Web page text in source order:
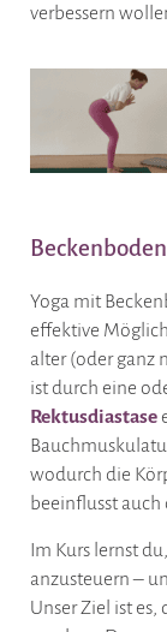
verbessern
Yoga mit
effektive
alter (oder ganz
ist durch eine
Rektusdiastase
wodurch die
beeinflusst auch
Im Kurs lernst
anzusteuern –
Unser Ziel ist